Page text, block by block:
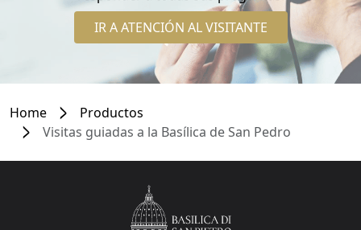
IR A ATENCIÓN AL VISITANTE
Home
Productos
Visitas guiadas a la Basílica de San Pedro